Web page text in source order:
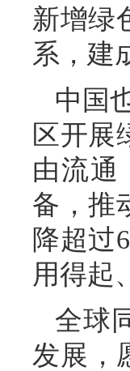
新增绿
系，建
中国
区开展
由流通
备，推
降超过
用得起
全球
发展，